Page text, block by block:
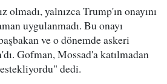
olmadı, yalnızca Trump'ın onayını
uygulanmadı. Bu onayı
ve o dönemde askeri
Gofman, Mossad'a katılmadan
dedi.